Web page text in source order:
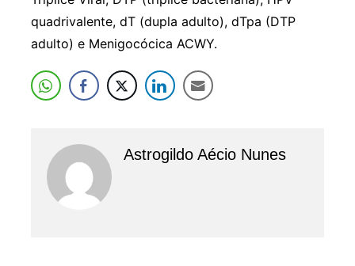
quadrivalente, dT (dupla adulto), dTpa (DTP
adulto) e Menigocócica ACWY.
Astrogildo Aécio Nunes